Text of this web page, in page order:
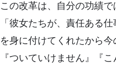
この改革は、自分の功績で
「彼女たちが、責任ある
を身に付けてくれたから今
『ついていけません』『